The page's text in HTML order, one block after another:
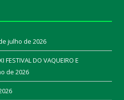
julho de 2026
FESTIVAL DO VAQUEIRO E
de 2026